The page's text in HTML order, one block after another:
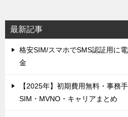
最新記事
格安SIM/スマホでSMS認証用に
金
【2025年】初期費用無料・事務
SIM・MVNO・キャリアまとめ